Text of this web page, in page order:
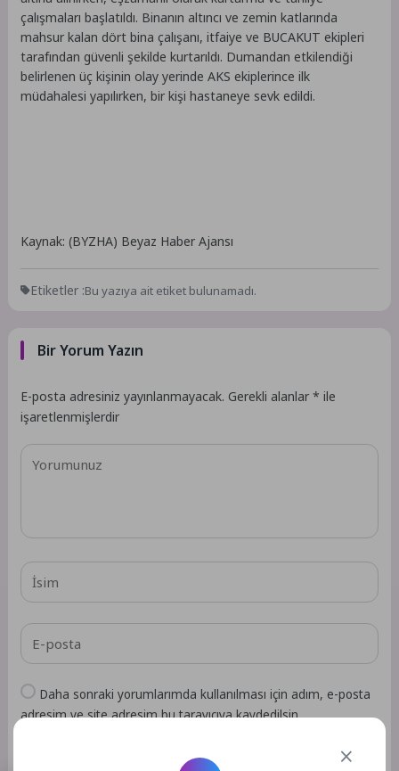
çalışmaları başlatıldı. Binanın altıncı ve zemin katlarında
mahsur kalan dört bina çalışanı, itfaiye ve BUCAKUT ekipleri
tarafından güvenli şekilde kurtarıldı. Dumandan etkilendiği
belirlenen üç kişinin olay yerinde AKS ekiplerince ilk
müdahalesi yapılırken, bir kişi hastaneye sevk edildi.
Kaynak: (BYZHA) Beyaz Haber Ajansı
Etiketler :Bu yazıya ait etiket bulunamadı.
Bir Yorum Yazın
E-posta adresiniz yayınlanmayacak. Gerekli alanlar* ile
işaretlenmişlerdir
Daha sonraki yorumlarımda kullanılması için adım, e-posta
adresim ve site adresim bu tarayıcıya kaydedilsin.